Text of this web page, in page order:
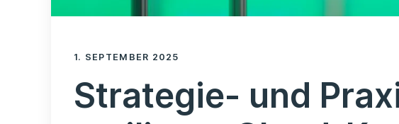
1. SEPTEMBER 2025
Strategie- und